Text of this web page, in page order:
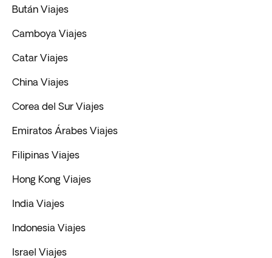
Bután Viajes
Camboya Viajes
Catar Viajes
China Viajes
Corea del Sur Viajes
Emiratos Árabes Viajes
Filipinas Viajes
Hong Kong Viajes
India Viajes
Indonesia Viajes
Israel Viajes